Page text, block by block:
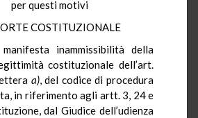
per questi motivi
COSTITUZIONALE
inammissibilità della
costituzionale dell’art.
a), del codice di procedura
in riferimento agli artt. 3, 24 e
dal Giudice dell’udienza